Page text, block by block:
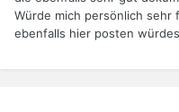
Würde mich persönlich sehr
ebenfalls hier posten